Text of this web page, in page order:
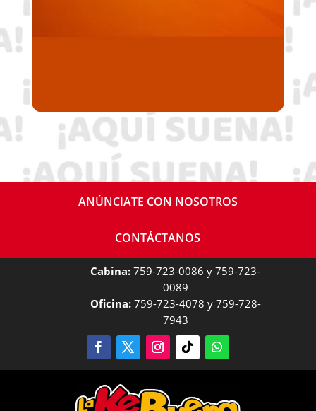
ANÚNCIATE CON NOSOTROS
CONTÁCTANOS
Cabina: 759-723-0086 y 759-723-
0089
Oficina:759-723-4078 y 759-728-
7943